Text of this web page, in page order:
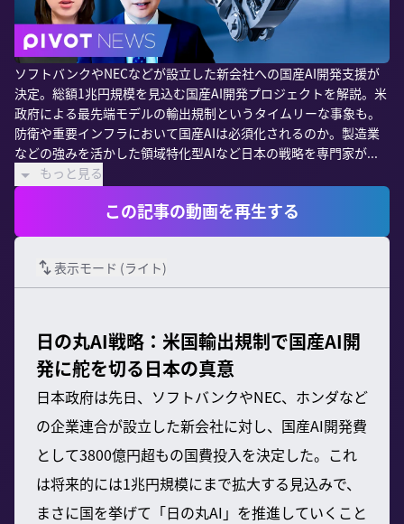
ソフトバンクやNECなどが設立した新会社への国産AI開発支援が
決定。総額1兆円規模を見込む国産AI開発プロジェクトを解説。米
政府による最先端モデルの輸出規制というタイムリーな事象も。
防衛や重要インフラにおいて国産AIは必須化されるのか。製造業
などの強みを活かした領域特化型AIなど日本の戦略を専門家が...
もっと見る
この記事の動画を再生する
表示モード (ライト)
日の丸AI戦略：米国輸出規制で国産AI開
発に舵を切る日本の真意
日本政府は先日、ソフトバンクやNEC、ホンダなど
の企業連合が設立した新会社に対し、国産AI開発費
として3800億円超もの国費投入を決定した。これ
は将来的には1兆円規模にまで拡大する見込みで、
まさに国を挙げて「日の丸AI」を推進していくこと